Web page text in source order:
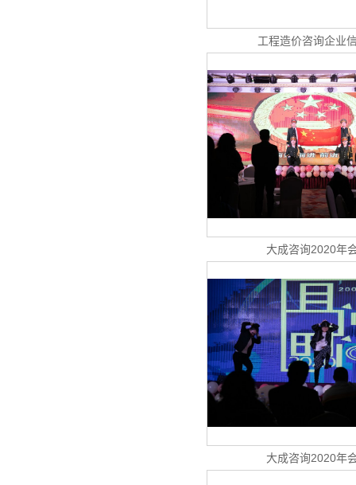
工程造价咨询企业
大成咨询2020年
大成咨询2020年